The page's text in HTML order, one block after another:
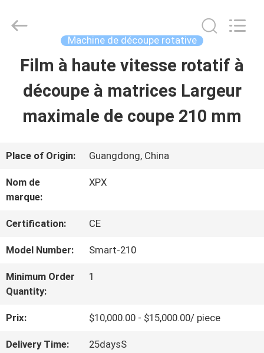
MAISON
PRODUITS
VIDÉOS
LE
SPECTACLE
VR
À
Machinery
Reserved.
Machine de découpe rotative
Film à haute vitesse rotatif à
découpe à matrices Largeur
maximale de coupe 210 mm
Place of Origin: Guangdong, China
Nom de
marque:
XPX
Certification: CE
Model Number: Smart-210
Minimum Order
Quantity:
1
Prix: $10,000.00 - $15,000.00/ piece
Delivery Time: 25daysS